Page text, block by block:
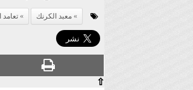
معبد الكرنك
⇧